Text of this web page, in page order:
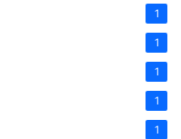
1
1
1
1
1